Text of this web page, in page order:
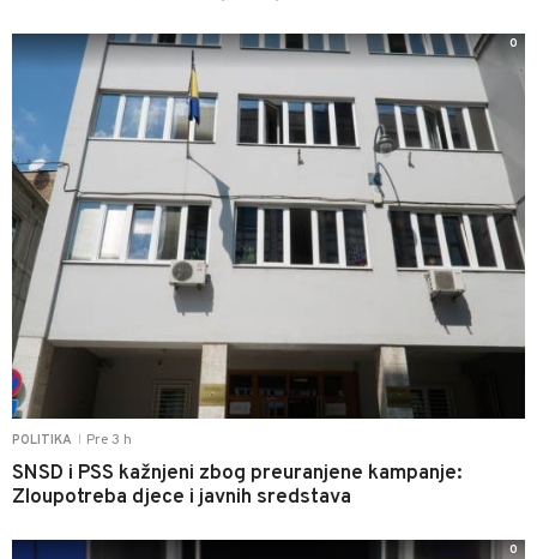
POLITIKA Pre 3 h
SNSD i PSS kažnjeni zbog preuranjene kampanje:
Zloupotreba djece i javnih sredstava
0
0